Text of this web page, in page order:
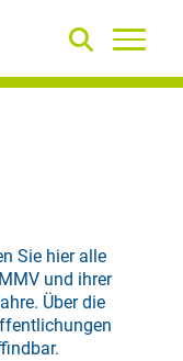
Sie hier alle
und ihrer
Über die